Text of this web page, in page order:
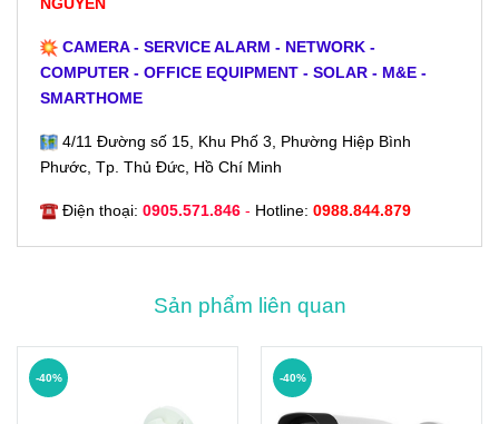
CAMERA - SERVICE ALARM - NETWORK -
COMPUTER - OFFICE EQUIPMENT - SOLAR - M&E -
SMARTHOME
4/11 Đường số 15, Khu Phố 3, Phường Hiệp Bình
Phước, Tp. Thủ Đức, Hồ Chí Minh
Điện thoại: 0905.571.846 - Hotline: 0988.844.879
Sản phẩm liên quan
-40% -40%